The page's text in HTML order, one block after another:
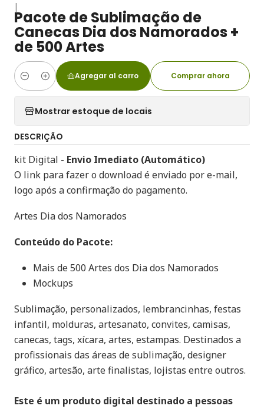
|
Pacote de Sublimação de
Canecas Dia dos Namorados +
de 500 Artes
Cantidad
Agregar al carro Comprar ahora
Mostrar estoque de locais
DESCRIÇÃO
kit Digital - Envio Imediato (Automático)
O link para fazer o download é enviado por e-mail,
logo após a confirmação do pagamento.
Artes Dia dos Namorados
Conteúdo do Pacote:
Mais de 500 Artes dos Dia dos Namorados
Mockups
Sublimação, personalizados, lembrancinhas, festas
infantil, molduras, artesanato, convites, camisas,
canecas, tags, xícara, artes, estampas. Destinados a
profissionais das áreas de sublimação, designer
gráfico, artesão, arte finalistas, lojistas entre outros.
Este é um produto digital destinado a pessoas